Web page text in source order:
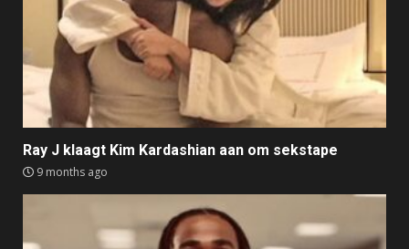
Ray J klaagt Kim Kardashian aan om sekstape
9 months ago